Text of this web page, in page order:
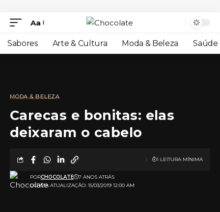
Aa
Sabores Arte & Cultura Moda & Beleza Saúde
MODA & BELEZA
Carecas e bonitas: elas
deixaram o cabelo
ULTIMA ATUALIZAÇÃO: 15/03/2019 12:00 AM
PORCHOCOLATE 7 ANOS ATRÁS
1 LEITURA MÍNIMA